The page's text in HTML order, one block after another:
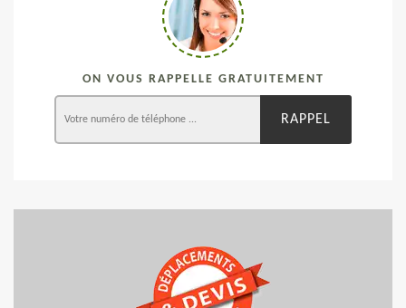
ON VOUS RAPPELLE GRATUITEMENT